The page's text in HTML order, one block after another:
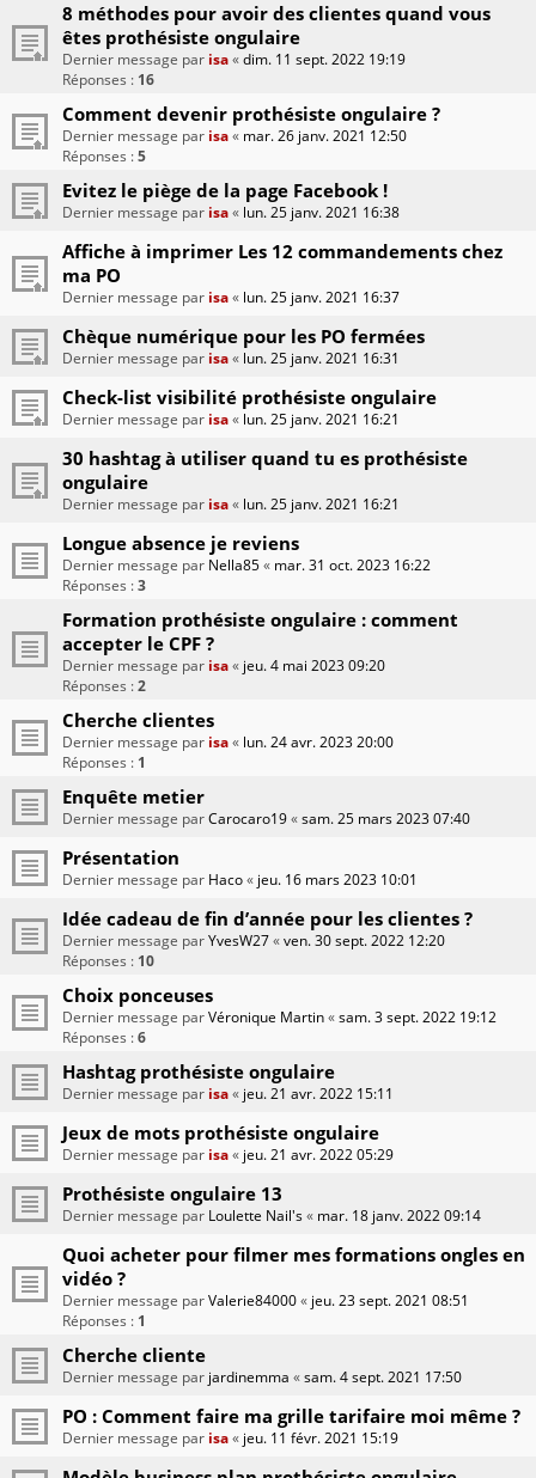
8 méthodes pour avoir des clientes quand vous
êtes prothésiste ongulaire
Dernier message par isa«dim. 11 sept. 2022 19:19
Réponses : 16
Comment devenir prothésiste ongulaire ?
Dernier message par isa« mar. 26 janv. 2021 12:50
Réponses :5
Evitez le piège de la page Facebook !
Dernier message par isa« lun. 25 janv. 2021 16:38
Affiche à imprimer Les 12 commandements chez
ma PO
Dernier message par isa« lun. 25 janv. 2021 16:37
Chèque numérique pour les PO fermées
Dernier message par isa« lun. 25 janv. 2021 16:31
Check-list visibilité prothésiste ongulaire
Dernier message par isa« lun. 25 janv. 2021 16:21
30 hashtag à utiliser quand tu es prothésiste
ongulaire
Dernier message par isa« lun. 25 janv. 2021 16:21
Longue absence je reviens
Dernier message par Nella85« mar. 31 oct. 2023 16:22
Réponses :3
Formation prothésiste ongulaire : comment
accepter le CPF ?
Dernier message par isa« jeu. 4 mai 2023 09:20
Réponses :2
Cherche clientes
Dernier message par isa« lun. 24 avr. 2023 20:00
Réponses : 1
Enquête metier
Dernier message parCarocaro19«sam. 25 mars 2023 07:40
Présentation
Dernier message par Haco« jeu. 16 mars 2023 10:01
Idée cadeau de fin d’année pour les clientes ?
Dernier message parYvesW27«ven. 30 sept. 2022 12:20
Réponses : 10
Choix ponceuses
Dernier message parVéronique Martin«sam. 3 sept. 2022 19:12
Réponses :6
Hashtag prothésiste ongulaire
Dernier message par isa« jeu. 21 avr. 2022 15:11
Jeux de mots prothésiste ongulaire
Dernier message par isa« jeu. 21 avr. 2022 05:29
Prothésiste ongulaire 13
Dernier message par Loulette Nail's« mar. 18 janv. 2022 09:14
Quoi acheter pour filmer mes formations ongles en
vidéo ?
Dernier message parValerie84000« jeu. 23 sept. 2021 08:51
Réponses : 1
Cherche cliente
Dernier message par jardinemma «sam. 4 sept. 2021 17:50
PO : Comment faire ma grille tarifaire moi même ?
Dernier message par isa« jeu. 11 févr. 2021 15:19